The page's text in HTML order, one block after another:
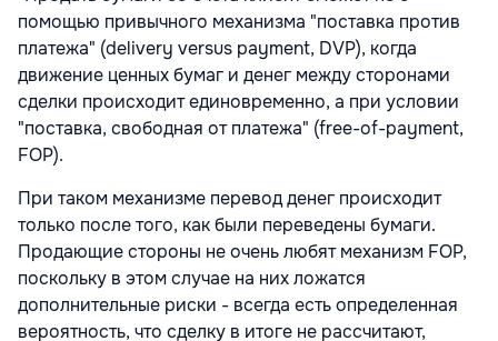
помощью привычного механизма "поставка против
платежа" (delivery versus payment, DVP), когда
движение ценных бумаг и денег между сторонами
сделки происходит единовременно, а при условии
"поставка, свободная от платежа" (free-of-payment,
FOP).
При таком механизме перевод денег происходит
только после того, как были переведены бумаги.
Продающие стороны не очень любят механизм FOP,
поскольку в этом случае на них ложатся
дополнительные риски - всегда есть определенная
вероятность, что сделку в итоге не рассчитают,